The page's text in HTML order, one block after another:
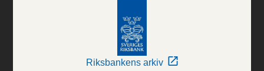
Riksbankens arkiv